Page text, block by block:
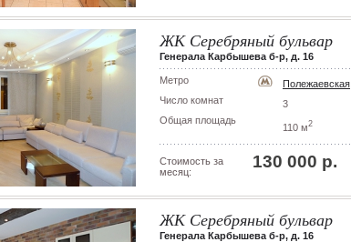
ЖК Серебряный бульвар
Генерала Карбышева б-р, д. 16
Метро
Полежаевская
Число комнат
3
Общая площадь
110 м2
Стоимость за
месяц:
130 000 р.
ЖК Серебряный бульвар
Генерала Карбышева б-р, д. 16